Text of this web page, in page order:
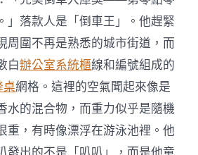
」落款人是「倒車王」。他趕緊
周圍不再是熟悉的城市街道，而
白辦公室系統櫃線和編號組成的
桌網格。這裡的空氣聞起來像是
水的混合物，而重力似乎是隨機
重，有時像漂浮在游泳池裡。他